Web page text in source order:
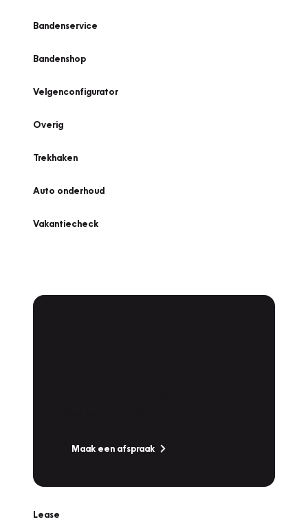
Bandenservice
Bandenshop
Velgenconfigurator
Overig
Trekhaken
Auto onderhoud
Vakantiecheck
Maak een afspraak
Lease